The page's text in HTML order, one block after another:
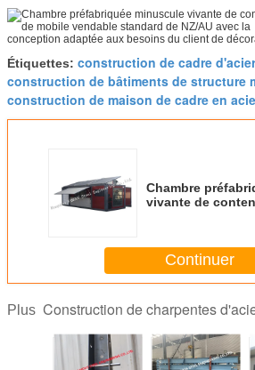
Étiquettes: construction de cadre
construction de bâtiments de structure
construction de maison de cadre en
Chambre
vivante de
besoins du client
Continuer
Plus Construction de charpentes